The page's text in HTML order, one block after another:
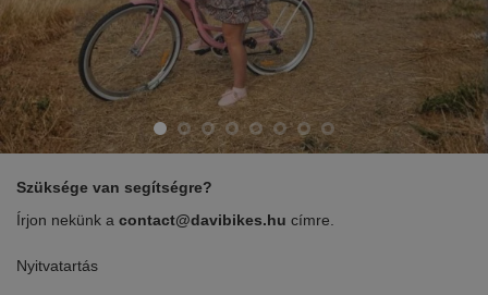
Szüksége van segítségre?
Írjon nekünk a contact@davibikes.hu címre.
Nyitvatartás